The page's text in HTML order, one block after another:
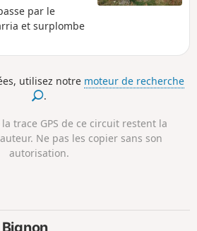
par le
et surplombe
utilisez notre moteur de recherche
.
trace GPS de ce circuit restent la
Ne pas les copier sans son
autorisation.